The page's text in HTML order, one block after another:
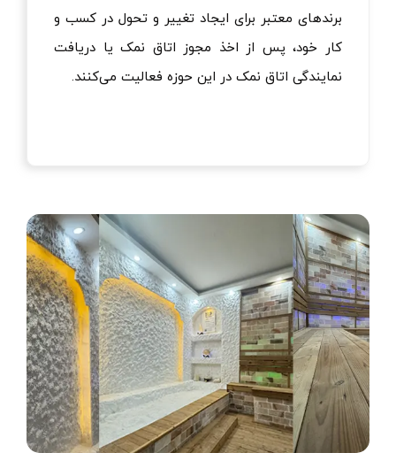
برندهای معتبر برای ایجاد تغییر و تحول در کسب و
کار خود، پس از اخذ مجوز اتاق نمک یا دریافت
نمایندگی اتاق نمک در این حوزه فعالیت می‌کنند.